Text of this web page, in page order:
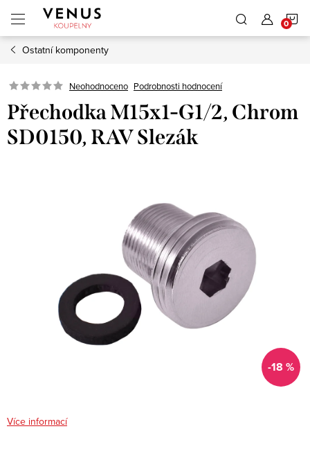
obsah
Ostatní komponenty
Neohodnoceno Podrobnosti hodnocení
Přechodka M15x1-G1/2, Chrom
SD0150, RAV Slezák
-18 %
Více informací